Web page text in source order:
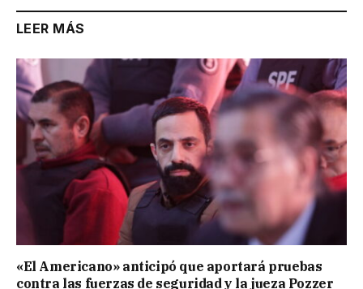
LEER MÁS
«El Americano» anticipó que aportará pruebas
contra las fuerzas de seguridad y la jueza Pozzer